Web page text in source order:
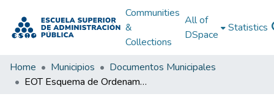
Communities
&
Collections
All of
DSpace
Statistics
Home Municipios
Documentos Municipales
EOT Esquema de Ordenamiento Territorial municipio de Calamar (Guaviare) : documentos técnicos de soporte (DTS) del EOT de Calamar (Guaviare) 2020 - 2039